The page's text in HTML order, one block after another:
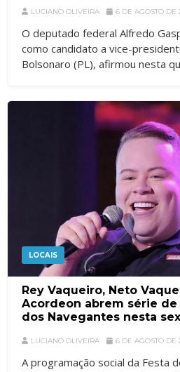
LUCIANO OLIVEIRA 6 DE AGOSTO DE
O deputado federal Alfredo
como candidato a vice-
Bolsonaro (PL), afirmou nesta
LOCAIS
Rey Vaqueiro, Neto
Acordeon abrem série de
dos Navegantes nesta
LUCIANO OLIVEIRA 6 DE AGOSTO DE
A programação social da Festa